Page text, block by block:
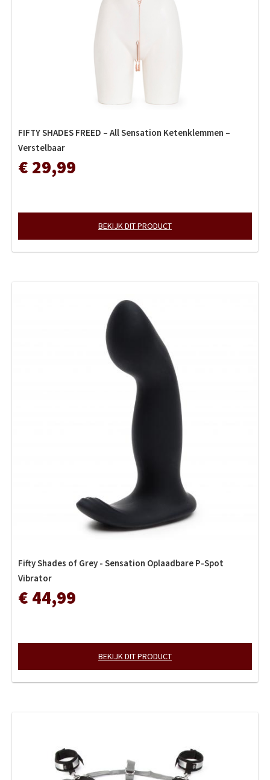
FIFTY SHADES FREED – All Sensation Ketenklemmen –
Verstelbaar
€ 29,99
BEKIJK DIT PRODUCT
Fifty Shades of Grey - Sensation Oplaadbare P-Spot
Vibrator
€ 44,99
BEKIJK DIT PRODUCT